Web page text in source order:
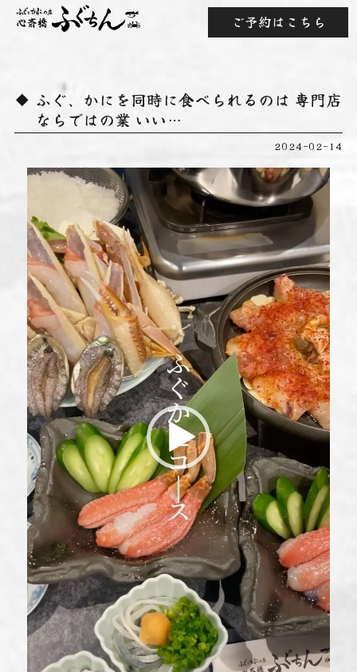
ご予約はこちら
ふぐ、かにを同時に食べられるのは 専門店
ならではの業 いい…
2024-02-14
動
プ
レ
ー
ヤ
ー